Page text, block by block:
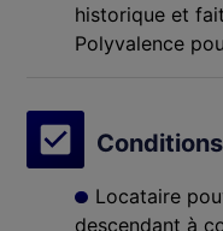
historique et
Polyvalence
Conditions
Locataire
descendant à